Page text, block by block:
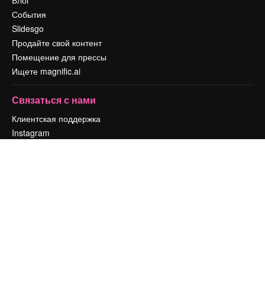
События
Slidesgo
Продайте свой контент
Помещение для прессы
Ищете magnific.ai
Связаться с нами
Клиентская поддержка
Instagram